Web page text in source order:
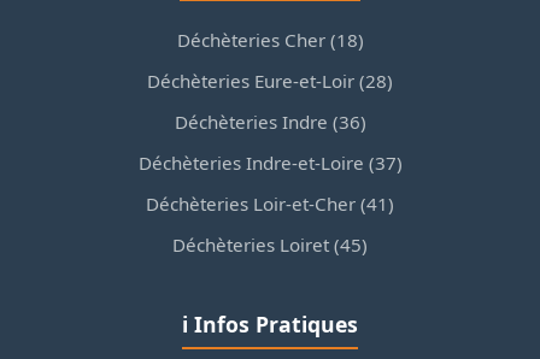
Déchèteries Cher (18)
Déchèteries Eure-et-Loir (28)
Déchèteries Indre (36)
Déchèteries Indre-et-Loire (37)
Déchèteries Loir-et-Cher (41)
Déchèteries Loiret (45)
ℹ️ Infos Pratiques